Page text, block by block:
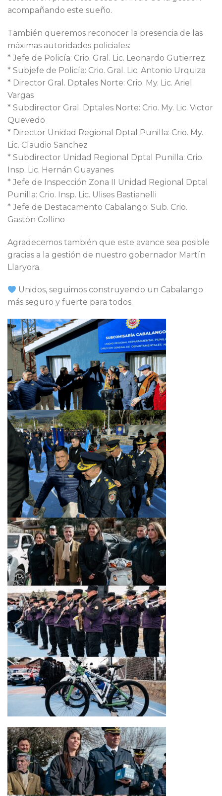
acompañando este sueño.
También queremos reconocer la presencia de las
máximas autoridades policiales:
* Jefe de Policía: Crio. Gral. Lic. Leonardo Gutierrez
* Subjefe de Policía: Crio. Gral. Lic. Antonio Urquiza
* Director Gral. Dptales Norte: Crio. My. Lic. Ariel
Vargas
* Subdirector Gral. Dptales Norte: Crio. My. Lic. Victor
Quevedo
* Director Unidad Regional Dptal Punilla: Crio. My.
Lic. Claudio Sanchez
* Subdirector Unidad Regional Dptal Punilla: Crio.
Insp. Lic. Hernán Guayanes
* Jefe de Inspección Zona II Unidad Regional Dptal
Punilla: Crio. Insp. Lic. Ulises Bastianelli
* Jefe de Destacamento Cabalango: Sub. Crio.
Gastón Collino
Agradecemos también que este avance sea posible
gracias a la gestión de nuestro gobernador Martín
Llaryora.
Unidos, seguimos construyendo un Cabalango
más seguro y fuerte para todos.